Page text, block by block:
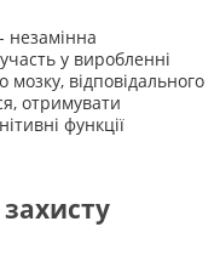
незамінна
у виробленні
відповідального
отримувати
функції